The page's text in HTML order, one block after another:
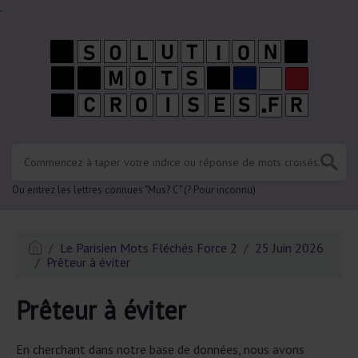
.
Ou entrez les lettres connues "Mus? C" (? Pour inconnu)
Le Parisien Mots Fléchés Force 2
25 Juin 2026
Prêteur à éviter
Prêteur à éviter
En cherchant dans notre base de données, nous avons